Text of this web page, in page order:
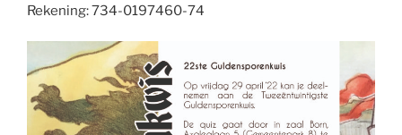
Rekening: 734-0197460-74